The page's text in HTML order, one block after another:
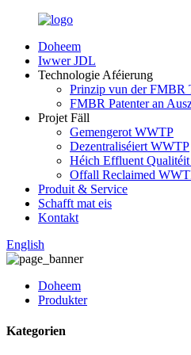
Doheem
Iwwer JDL
Technologie Aféierung
Prinzip vun der FMBR
FMBR Patenter an
Projet Fäll
Gemengerot WWTP
Dezentraliséiert WWTP
Héich Effluent
Offall Reclaimed
Produit & Service
Schafft mat eis
Kontakt
English
Doheem
Produkter
Kategorien